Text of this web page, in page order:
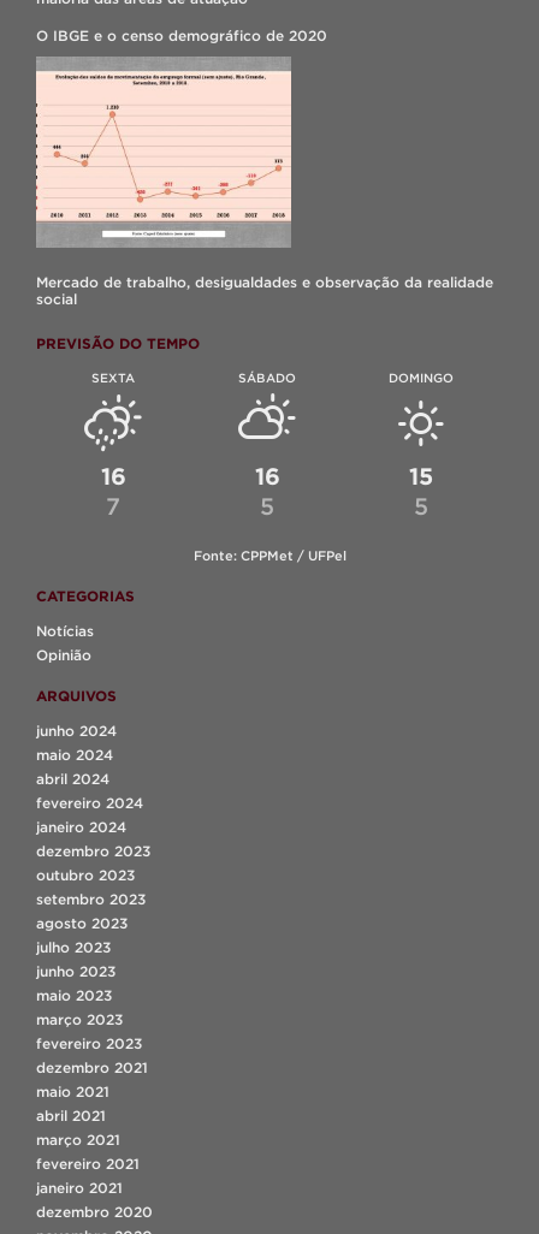
O IBGE e o censo demográfico de 2020
Mercado de trabalho, desigualdades e observação da realidade
social
PREVISÃO DO TEMPO
SEXTA
16
7
SÁBADO
16
5
DOMINGO
15
5
Fonte: CPPMet / UFPel
CATEGORIAS
Notícias
Opinião
ARQUIVOS
junho 2024
maio 2024
abril 2024
fevereiro 2024
janeiro 2024
dezembro 2023
outubro 2023
setembro 2023
agosto 2023
julho 2023
junho 2023
maio 2023
março 2023
fevereiro 2023
dezembro 2021
maio 2021
abril 2021
março 2021
fevereiro 2021
janeiro 2021
dezembro 2020